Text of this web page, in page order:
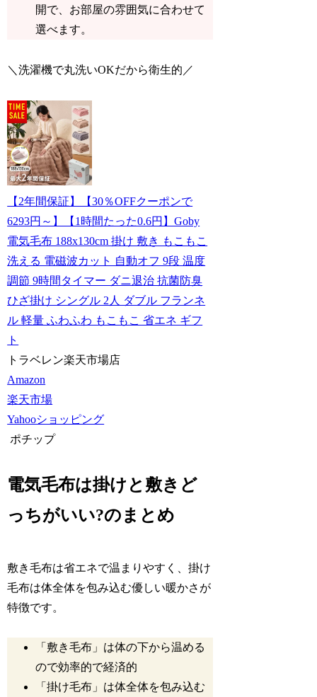
開で、お部屋の雰囲気に合わせて
選べます。
＼洗濯機で丸洗いOKだから衛生的／
【2年間保証】【30％OFFクーポンで
6293円～】【1時間たった0.6円】Goby
電気毛布 188x130cm 掛け 敷き もこもこ
洗える 電磁波カット 自動オフ 9段 温度
調節 9時間タイマー ダニ退治 抗菌防臭
ひざ掛け シングル 2人 ダブル フランネ
ル 軽量 ふわふわ もこもこ 省エネ ギフ
ト
トラベレン楽天市場店
Amazon
楽天市場
Yahooショッピング
ポチップ
電気毛布は掛けと敷きど
っちがいい?のまとめ
敷き毛布は省エネで温まりやすく、掛け
毛布は体全体を包み込む優しい暖かさが
特徴です。
「敷き毛布」は体の下から温める
ので効率的で経済的
「掛け毛布」は体全体を包み込む